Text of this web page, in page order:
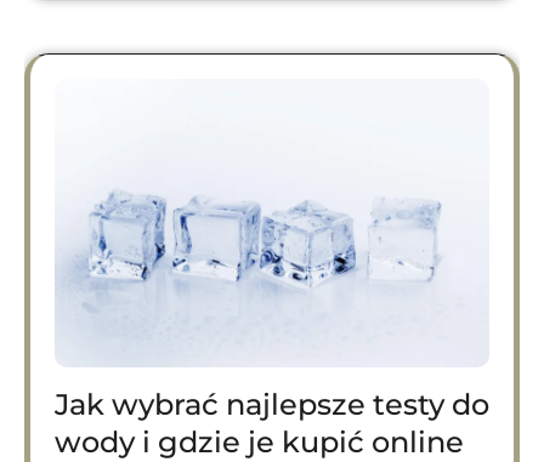
Jak wybrać najlepsze testy do
wody i gdzie je kupić online